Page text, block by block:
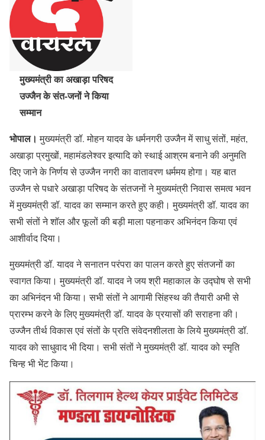
मुख्यमंत्री का अखाड़ा परिषद
उज्जैन के संत-जनों ने किया
सम्मान
भोपाल। मुख्यमंत्री डॉ. मोहन यादव के धर्मनगरी उज्जैन में साधु संतों, महंत,
अखाड़ा प्रमुखों, महामंडलेश्वर इत्यादि को स्थाई आश्रम बनाने की अनुमति
दिए जाने के निर्णय से उज्जैन नगरी का वातावरण धर्ममय होगा। यह बात
उज्जैन से पधारे अखाड़ा परिषद के संतजनों ने मुख्यमंत्री निवास समत्व भवन
में मुख्यमंत्री डॉ. यादव का सम्मान करते हुए कही। मुख्यमंत्री डॉ. यादव का
सभी संतों ने शॉल और फूलों की बड़ी माला पहनाकर अभिनंदन किया एवं
आशीर्वाद दिया।
मुख्यमंत्री डॉ. यादव ने सनातन परंपरा का पालन करते हुए संतजनों का
स्वागत किया। मुख्यमंत्री डॉ. यादव ने जय श्री महाकाल के उद्घोष से सभी
का अभिनंदन भी किया। सभी संतों ने आगामी सिंहस्थ की तैयारी अभी से
प्रारम्भ करने के लिए मुख्यमंत्री डॉ. यादव के प्रयासों की सराहना की।
उज्जैन तीर्थ विकास एवं संतों के प्रति संवेदनशीलता के लिये मुख्यमंत्री डॉ.
यादव को साधुवाद भी दिया। सभी संतों ने मुख्यमंत्री डॉ. यादव को स्मृति
चिन्ह भी भेंट किया।